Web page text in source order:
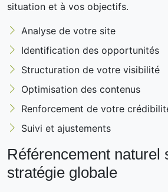
situation et à vos objectifs.
Analyse de votre site
Identification des opportunités
Structuration de votre visibilité
Optimisation des contenus
Renforcement de votre
Suivi et ajustements
Référencement naturel
stratégie globale